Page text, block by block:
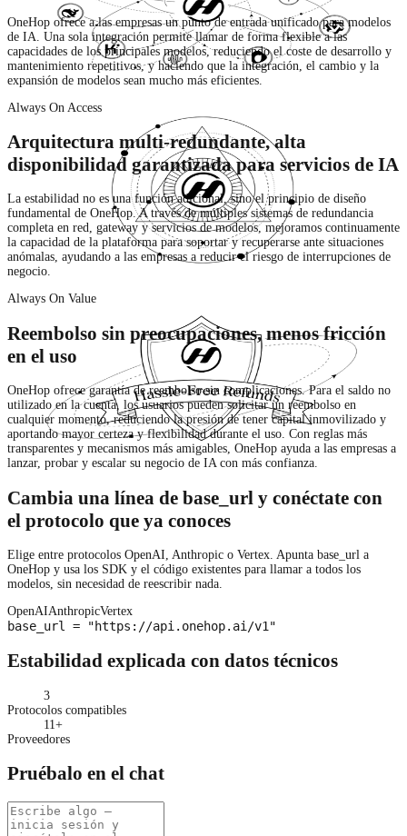
OneHop ofrece a las empresas un punto de entrada unificado para modelos
de IA. Una sola integración permite llamar de forma flexible a las
capacidades de los principales modelos, reduciendo el coste de desarrollo y
mantenimiento repetitivos, y haciendo que la integración, el cambio y la
expansión de modelos sean mucho más eficientes.
Always On Access
Arquitectura multi-redundante, alta
disponibilidad garantizada para servicios de IA
La estabilidad no es una función adicional, sino el principio de diseño
fundamental de OneHop. A través de múltiples sistemas de redundancia
completa en red, gateway y servicios de modelos, mejoramos continuamente
la capacidad de la plataforma para soportar y recuperarse ante situaciones
anómalas, ayudando a las empresas a reducir el riesgo de interrupciones de
negocio.
Always On Value
Reembolso sin preocupaciones, menos fricción
en el uso
OneHop ofrece garantía de reembolso sin complicaciones. Para el saldo no
utilizado en la cuenta, los usuarios pueden solicitar un reembolso en
cualquier momento, reduciendo la presión de tener capital inmovilizado y
aportando mayor certeza y flexibilidad durante el uso. Con reglas más
transparentes y mecanismos más amigables, OneHop ayuda a las empresas a
lanzar, probar y escalar su negocio de IA con más confianza.
Cambia una línea de base_url y conéctate con
el protocolo que ya conoces
Elige entre protocolos OpenAI, Anthropic o Vertex. Apunta base_url a
OneHop y usa los SDK y el código existentes para llamar a todos los
modelos, sin necesidad de reescribir nada.
OpenAIAnthropicVertex
base_url = "https://api.onehop.ai/v1"
Estabilidad explicada con datos técnicos
3
Protocolos compatibles
11 +
Proveedores
Pruébalo en el chat